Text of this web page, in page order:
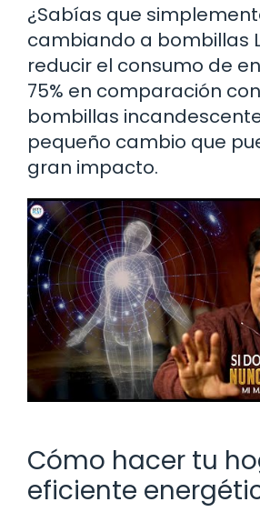
¿Sabías que
cambiando a bombillas
reducir el consumo de
75% en comparación
bombillas
pequeño cambio que
gran impacto.
Cómo hacer tu
eficiente